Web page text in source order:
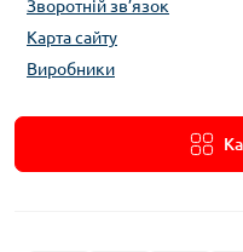
Зворотній зв’язок
Карта сайту
Виробники